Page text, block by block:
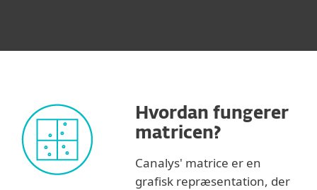
Hvordan fungerer
matricen?
Canalys' matrice er en
grafisk repræsentation, der